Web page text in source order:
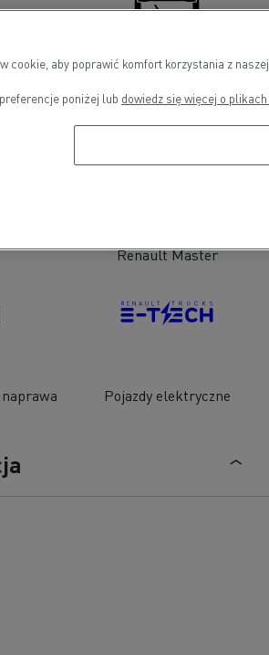
Wymiana szyb
Renault Master
Pojazdy elektryczne
cookie, aby poprawić komfort korzystania z
poniżej lub dowiedz się więcej o